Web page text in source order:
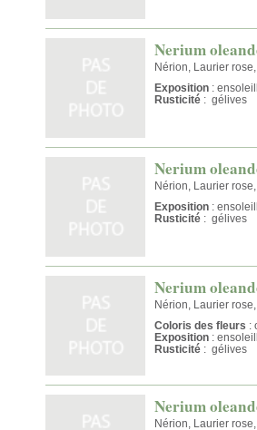
Nerium
Nérion, Laurier
Exposition :
Rusticité : gélives
Nerium
Nérion, Laurier
Exposition :
Rusticité : gélives
Nerium
Nérion, Laurier
Coloris des fleurs :
Exposition :
Rusticité : gélives
Nerium
Nérion, Laurier